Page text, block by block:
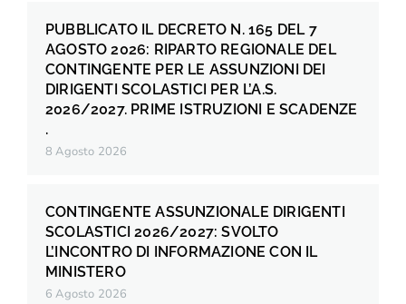
PUBBLICATO IL DECRETO N. 165 DEL 7
AGOSTO 2026: RIPARTO REGIONALE DEL
CONTINGENTE PER LE ASSUNZIONI DEI
DIRIGENTI SCOLASTICI PER L’A.S.
2026/2027. PRIME ISTRUZIONI E SCADENZE
.
8 Agosto 2026
CONTINGENTE ASSUNZIONALE DIRIGENTI
SCOLASTICI 2026/2027: SVOLTO
L’INCONTRO DI INFORMAZIONE CON IL
MINISTERO
6 Agosto 2026